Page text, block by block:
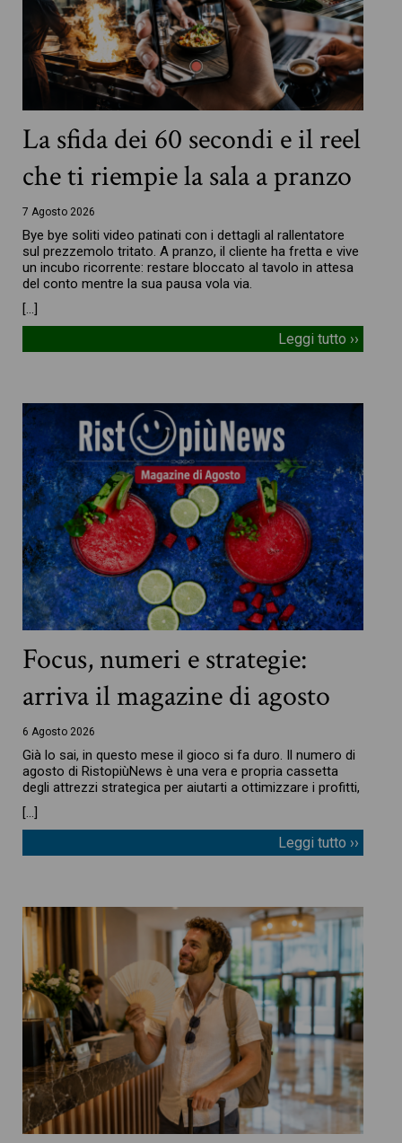
La sfida dei 60 secondi e il reel
che ti riempie la sala a pranzo
7 Agosto 2026
Bye bye soliti video patinati con i dettagli al rallentatore
sul prezzemolo tritato. A pranzo, il cliente ha fretta e vive
un incubo ricorrente: restare bloccato al tavolo in attesa
del conto mentre la sua pausa vola via.
[…]
Leggi tutto ››
Focus, numeri e strategie:
arriva il magazine di agosto
6 Agosto 2026
Già lo sai, in questo mese il gioco si fa duro. Il numero di
agosto di RistopiùNews è una vera e propria cassetta
degli attrezzi strategica per aiutarti a ottimizzare i profitti,
[…]
Leggi tutto ››